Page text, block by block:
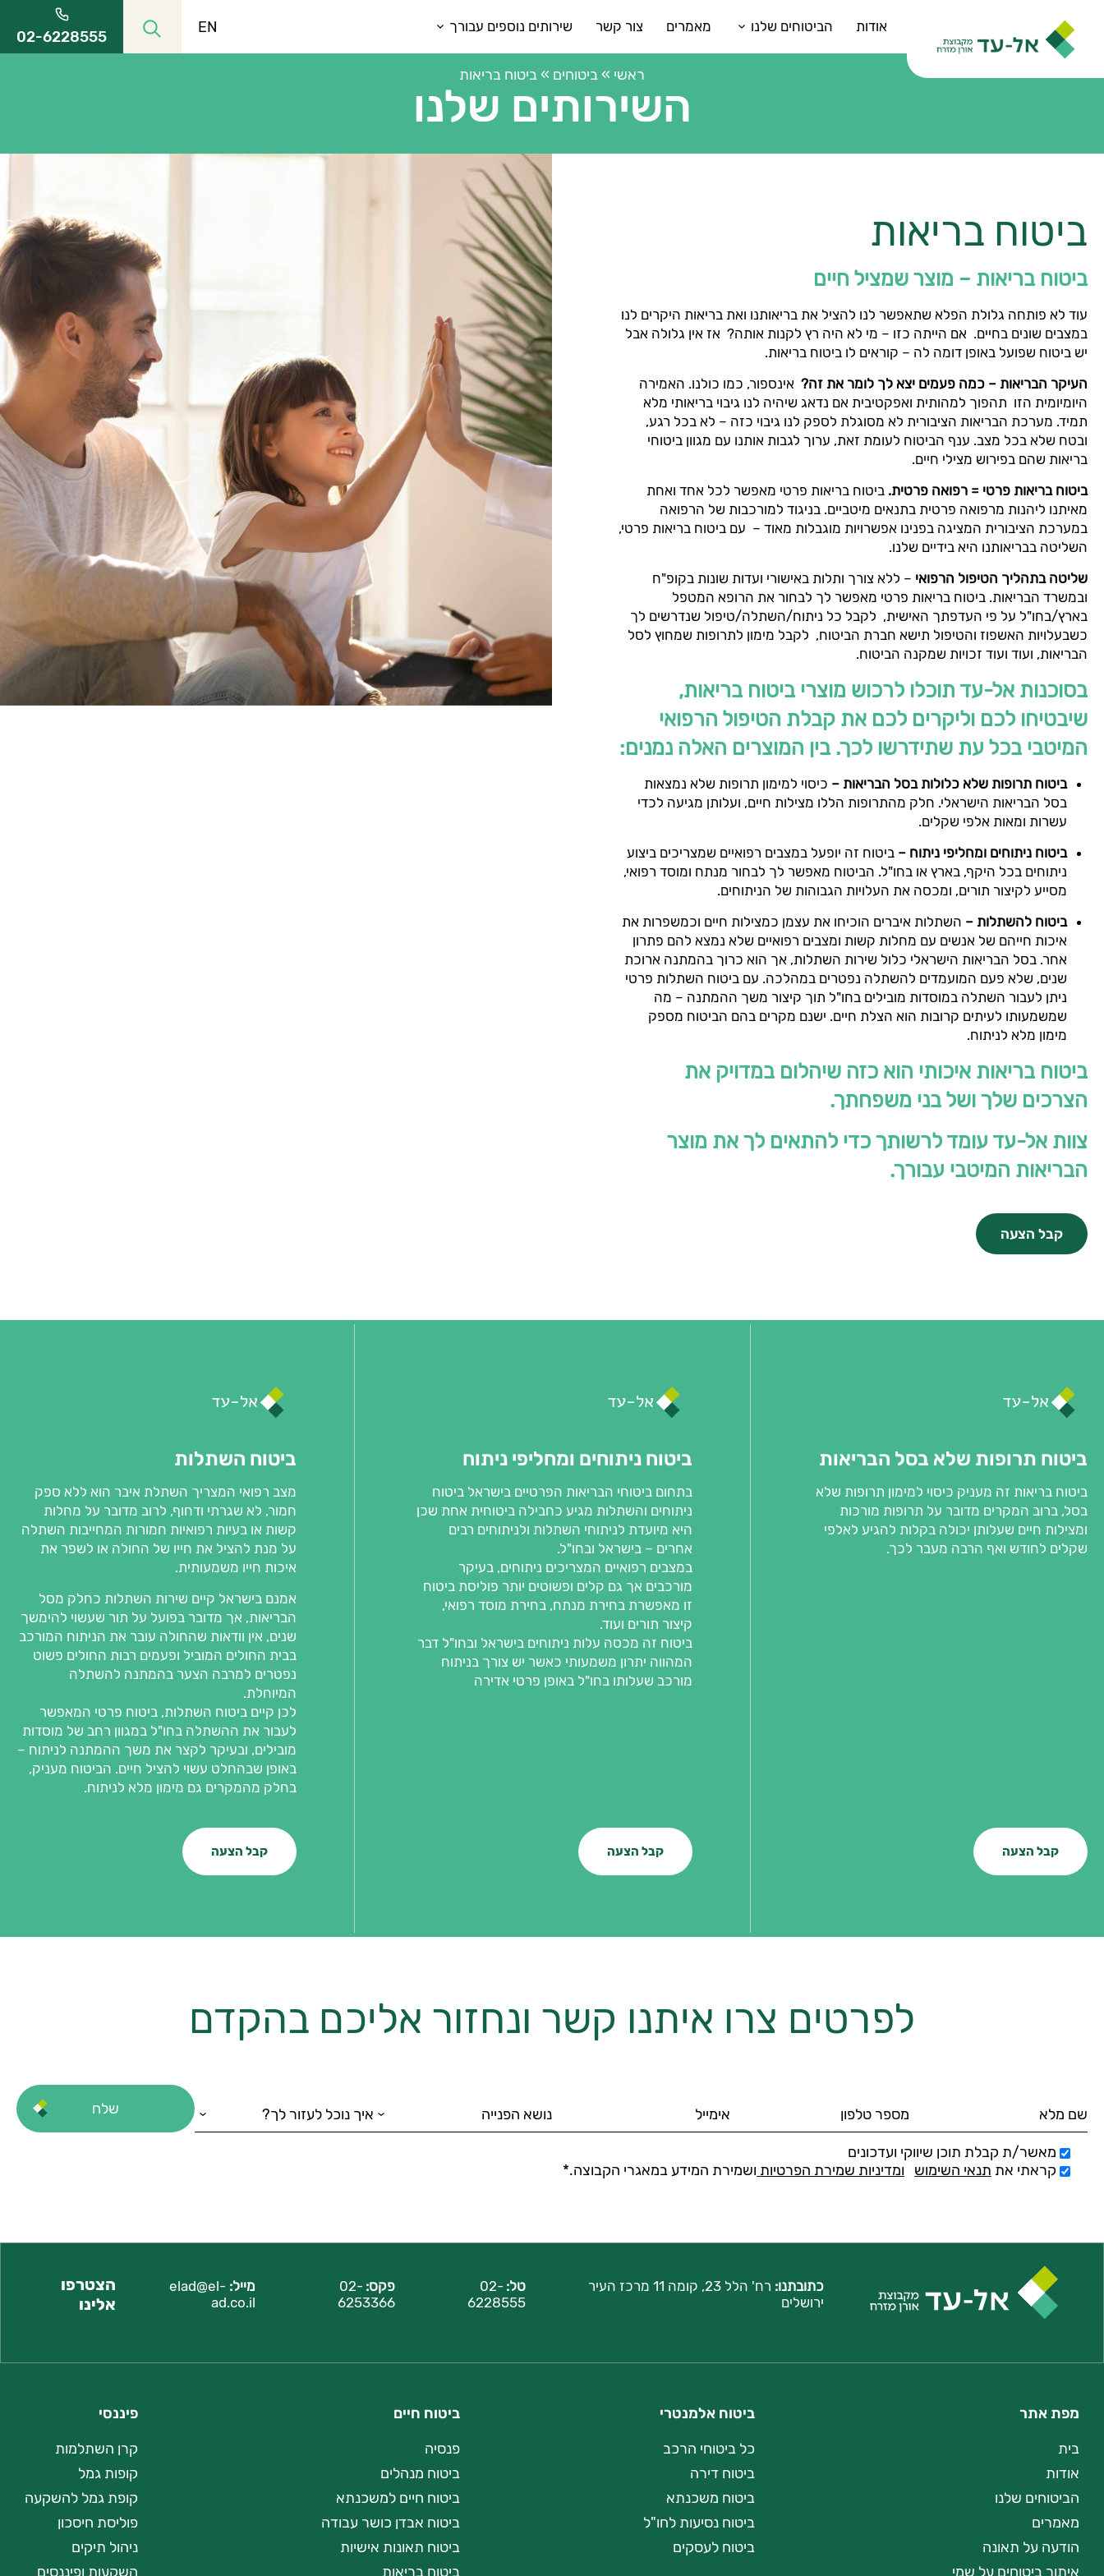
אודות הביטוחים שלנו מאמרים צור קשר שירותים נוספים עבורך EN
02-6228555
ראשי »ביטוחים »ביטוח בריאות
השירותים שלנו
ביטוח בריאות
ביטוח בריאות – מוצר שמציל חיים
עוד לא פותחה גלולת הפלא שתאפשר לנו להציל את בריאותנו ואת בריאות היקרים לנו
במצבים שונים בחיים. אם הייתה כזו – מי לא היה רץ לקנות אותה? אז אין גלולה אבל
יש ביטוח שפועל באופן דומה לה – קוראים לו ביטוח בריאות.
העיקר הבריאות – כמה פעמים יצא לך לומר את זה? אינספור, כמו כולנו. האמירה
היומיומית הזו תהפוך למהותית ואפקטיבית אם נדאג שיהיה לנו גיבוי בריאותי מלא
תמיד. מערכת הבריאות הציבורית לא מסוגלת לספק לנו גיבוי כזה – לא בכל רגע,
ובטח שלא בכל מצב. ענף הביטוח לעומת זאת, ערוך לגבות אותנו עם מגוון ביטוחי
בריאות שהם בפירוש מצילי חיים.
ביטוח בריאות פרטי = רפואה פרטית. ביטוח בריאות פרטי מאפשר לכל אחד ואחת
מאיתנו ליהנות מרפואה פרטית בתנאים מיטביים. בניגוד למורכבות של הרפואה
במערכת הציבורית המציגה בפנינו אפשרויות מוגבלות מאוד – עם ביטוח בריאות פרטי,
השליטה בבריאותנו היא בידיים שלנו.
שליטה בתהליך הטיפול הרפואי – ללא צורך ותלות באישורי ועדות שונות בקופ"ח
ובמשרד הבריאות. ביטוח בריאות פרטי מאפשר לך לבחור את הרופא המטפל
בארץ/בחו"ל על פי העדפתך האישית, לקבל כל ניתוח/השתלה/טיפול שנדרשים לך
כשבעלויות האשפוז והטיפול תישא חברת הביטוח, לקבל מימון לתרופות שמחוץ לסל
הבריאות, ועוד ועוד זכויות שמקנה הביטוח.
בסוכנות אל-עד תוכלו לרכוש מוצרי ביטוח בריאות,
שיבטיחו לכם וליקרים לכם את קבלת הטיפול הרפואי
המיטבי בכל עת שתידרשו לכך. בין המוצרים האלה נמנים:
ביטוח תרופות שלא כלולות בסל הבריאות – כיסוי למימון תרופות שלא נמצאות
בסל הבריאות הישראלי. חלק מהתרופות הללו מצילות חיים, ועלותן מגיעה לכדי
עשרות ומאות אלפי שקלים.
ביטוח ניתוחים ומחליפי ניתוח – ביטוח זה יופעל במצבים רפואיים שמצריכים ביצוע
ניתוחים בכל היקף, בארץ או בחו"ל. הביטוח מאפשר לך לבחור מנתח ומוסד רפואי,
מסייע לקיצור תורים, ומכסה את העלויות הגבוהות של הניתוחים.
ביטוח להשתלות – השתלות איברים הוכיחו את עצמן כמצילות חיים וכמשפרות את
איכות חייהם של אנשים עם מחלות קשות ומצבים רפואיים שלא נמצא להם פתרון
אחר. בסל הבריאות הישראלי כלול שירות השתלות, אך הוא כרוך בהמתנה ארוכת
שנים, שלא פעם המועמדים להשתלה נפטרים במהלכה. עם ביטוח השתלות פרטי
ניתן לעבור השתלה במוסדות מובילים בחו"ל תוך קיצור משך ההמתנה – מה
שמשמעותו לעיתים קרובות הוא הצלת חיים. ישנם מקרים בהם הביטוח מספק
מימון מלא לניתוח.
ביטוח בריאות איכותי הוא כזה שיהלום במדויק את
הצרכים שלך ושל בני משפחתך.
צוות אל-עד עומד לרשותך כדי להתאים לך את מוצר
הבריאות המיטבי עבורך.
קבל הצעה
ביטוח תרופות שלא בסל הבריאות
ביטוח בריאות זה מעניק כיסוי למימון תרופות שלא
בסל, ברוב המקרים מדובר על תרופות מורכות
ומצילות חיים שעלותן יכולה בקלות להגיע לאלפי
שקלים לחודש ואף הרבה מעבר לכך.
קבל הצעה
ביטוח ניתוחים ומחליפי ניתוח
בתחום ביטוחי הבריאות הפרטיים בישראל ביטוח
ניתוחים והשתלות מגיע כחבילה ביטוחית אחת שכן
היא מיועדת לניתוחי השתלות ולניתוחים רבים
אחרים – בישראל ובחו"ל.
במצבים רפואיים המצריכים ניתוחים, בעיקר
מורכבים אך גם קלים ופשוטים יותר פוליסת ביטוח
זו מאפשרת בחירת מנתח, בחירת מוסד רפואי,
קיצור תורים ועוד.
ביטוח זה מכסה עלות ניתוחים בישראל ובחו"ל דבר
המהווה יתרון משמעותי כאשר יש צורך בניתוח
מורכב שעלותו בחו"ל באופן פרטי אדירה
קבל הצעה
ביטוח השתלות
מצב רפואי המצריך השתלת איבר הוא ללא ספק
חמור, לא שגרתי ודחוף, לרוב מדובר על מחלות
קשות או בעיות רפואיות חמורות המחייבות השתלה
על מנת להציל את חייו של החולה או לשפר את
איכות חייו משמעותית.
אמנם בישראל קיים שירות השתלות כחלק מסל
הבריאות, אך מדובר בפועל על תור שעשוי להימשך
שנים, אין וודאות שהחולה עובר את הניתוח המורכב
בבית החולים המוביל ופעמים רבות החולים פשוט
נפטרים למרבה הצער בהמתנה להשתלה
המיוחלת.
לכן קיים ביטוח השתלות, ביטוח פרטי המאפשר
לעבור את ההשתלה בחו"ל במגוון רחב של מוסדות
מובילים, ובעיקר לקצר את משך ההמתנה לניתוח –
באופן שבהחלט עשוי להציל חיים. הביטוח מעניק,
בחלק מהמקרים גם מימון מלא לניתוח.
קבל הצעה
לפרטים צרו איתנו קשר ונחזור אליכם בהקדם
מאשר/ת קבלת תוכן שיווקי ועדכונים
קראתי את תנאי השימוש ומדיניות שמירת הפרטיות ושמירת המידע במאגרי הקבוצה.*
כתובתנו:
רח' הלל 23, קומה 11 מרכז העיר
ירושלים
טל: 02-
6228555
פקס: 02-
6253366
מייל: elad@el-
ad.co.il
הצטרפו
אלינו
מפת אתר
בית
אודות
הביטוחים שלנו
מאמרים
הודעה על תאונה
איתור ביטוחים על שמי
ביטוח אלמנטרי
כל ביטוחי הרכב
ביטוח דירה
ביטוח משכנתא
ביטוח נסיעות לחו"ל
ביטוח לעסקים
ביטוח חיים
פנסיה
ביטוח מנהלים
ביטוח חיים למשכנתא
ביטוח אבדן כושר עבודה
ביטוח תאונות אישיות
ביטוח בריאות
פיננסי
קרן השתלמות
קופות גמל
קופת גמל להשקעה
פוליסת חיסכון
ניהול תיקים
השקעות ופיננסים